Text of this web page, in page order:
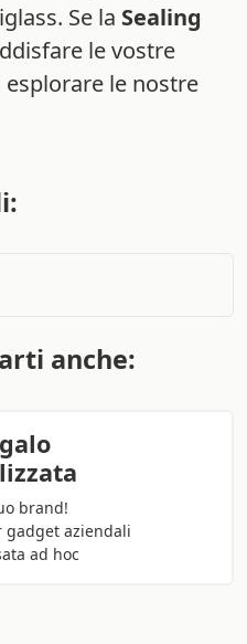
Se la Sealing
le vostre
le nostre
anche:
brand!
gadget aziendali
ad hoc